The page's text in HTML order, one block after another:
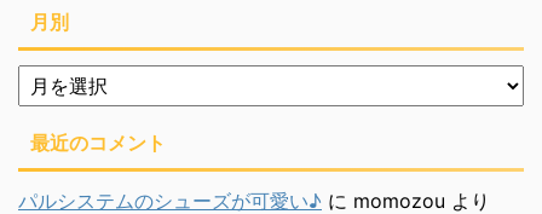
月別
月
別
最近のコメント
パルシステムのシューズが可愛い♪ に momozou より